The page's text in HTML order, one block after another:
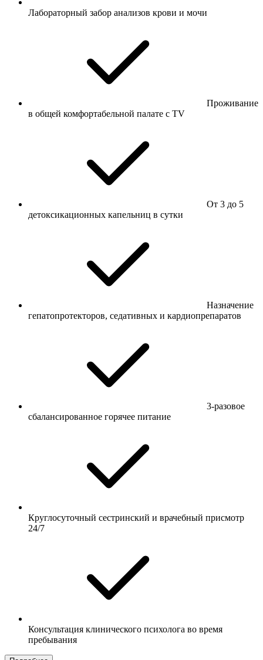
Лабораторный забор анализов крови и мочи
Проживание
в общей комфортабельной палате с TV
От 3 до 5
детоксикационных капельниц в сутки
Назначение
гепатопротекторов, седативных и кардиопрепаратов
3-разовое
сбалансированное горячее питание
Круглосуточный сестринский и врачебный присмотр
24/7
Консультация клинического психолога во время
пребывания